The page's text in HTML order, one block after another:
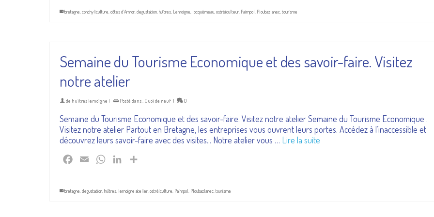
bretagne conchyliculture côtes d'Armor degustation huîtres Lemoigne locquémeau ostréiculteur Paimpol Ploubazlanec tourisme
Semaine du Tourisme Economique et des savoir-faire. Visitez
notre atelier
de huitres lemoigne | Posté dans : Quoi de neuf | 0
Semaine du Tourisme Economique et des savoir-faire. Visitez notre atelier Semaine du Tourisme Economique .
Visitez notre atelier Partout en Bretagne, les entreprises vous ouvrent leurs portes. Accédez à l’inaccessible et
découvrez leurs savoir-faire avec des visites... Notre atelier vous … Lire la suite
Facebook
Email WhatsApp
LinkedIn
bretagne degustation huîtres lemoigne atelier ostréiculture Paimpol Ploubazlanec tourisme